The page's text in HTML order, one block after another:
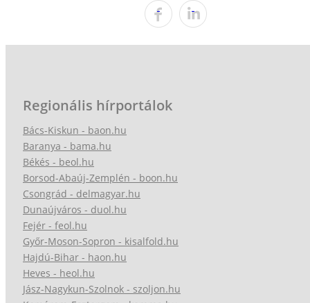
Regionális hírportálok
Bács-Kiskun - baon.hu
Baranya - bama.hu
Békés - beol.hu
Borsod-Abaúj-Zemplén - boon.hu
Csongrád - delmagyar.hu
Dunaújváros - duol.hu
Fejér - feol.hu
Győr-Moson-Sopron - kisalfold.hu
Hajdú-Bihar - haon.hu
Heves - heol.hu
Jász-Nagykun-Szolnok - szoljon.hu